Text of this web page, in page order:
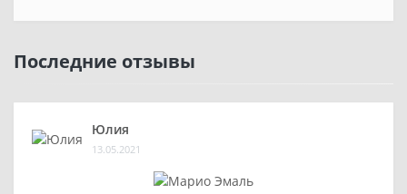
Последние отзывы
Юлия
13.05.2021